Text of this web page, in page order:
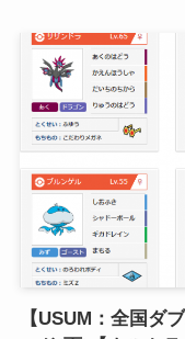
【USUM：全国ダ